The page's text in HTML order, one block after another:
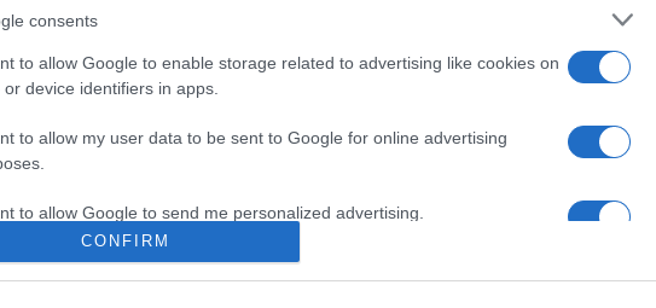
consents
to allow Google to enable storage related to advertising like cookies on
or device identifiers in apps.
to allow my user data to be sent to Google for online advertising
to allow Google to send me personalized advertising.
CONFIRM
Diasorin
Grafico Hera
STMicroelectronics